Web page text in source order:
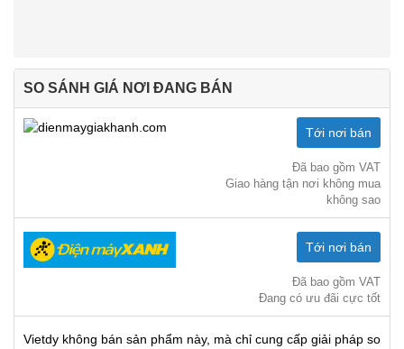
SO SÁNH GIÁ NƠI ĐANG BÁN
Tới nơi bán
Đã bao gồm VAT
Giao hàng tận nơi không mua
không sao
Tới nơi bán
Đã bao gồm VAT
Đang có ưu đãi cực tốt
Vietdy không bán sản phẩm này, mà chỉ cung cấp giải pháp so